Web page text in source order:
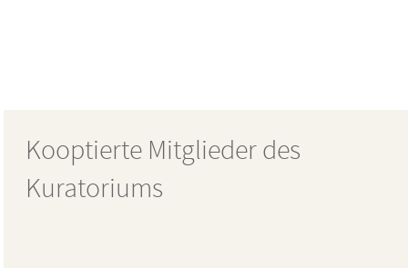
Kooptierte Mitglieder des
Kuratoriums